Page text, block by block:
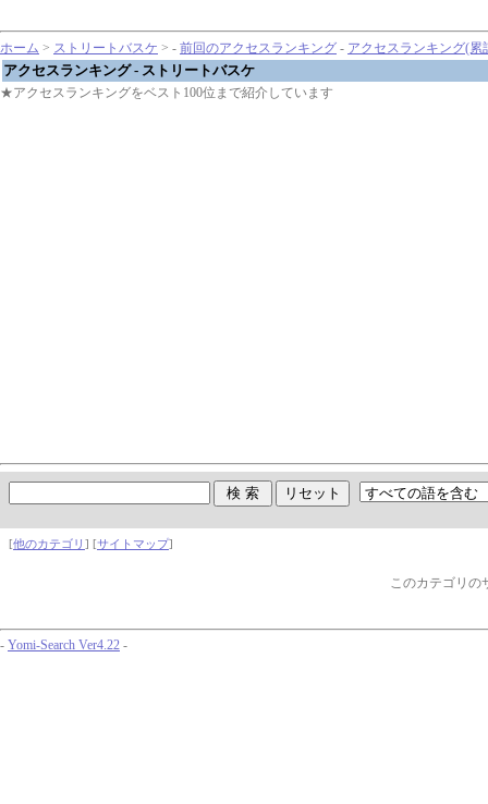
ホーム > ストリートバスケ > - 前回のアクセスランキング - アクセスランキング(累
アクセスランキング - ストリートバスケ
★アクセスランキングをベスト100位まで紹介しています
[他のカテゴリ ] [サイトマップ]
このカテゴリの
- Yomi-Search Ver4.22 -